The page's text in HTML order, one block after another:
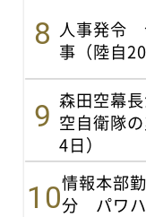
人事発令
事（陸自
森田空幕
空自衛隊
4日）
情報本部
分 パワハ